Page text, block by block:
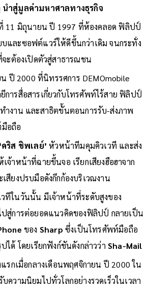
ำสู่มูลค่ามหาศาลทางธุรกิจ
11 มิถุนายน ปี 1997 ที่ห้องคลอด ฟิลิปป์
และซอฟต์แวร์ให้ดีขึ้นกว่าเดิม จนกระทั่ง
จะต้องเปิดตัวสู่สาธารณชน
ปี 2000 ที่นิทรรศการ DEMOmobile
การสื่อสารเกี่ยวกับโทรศัพท์ไร้สาย ฟิลิปป์
ำงาน และสาธิตขั้นตอนการรับ-ส่งภาพ
อถือ
‘คริส ชิพเลย์’ หัวหน้าทีมคุมคิวเวที และส่ง
จ้าหน้าที่ฉายขึ้นจอ เรียกเสียงฮือฮาจาก
สียงปรบมือดังกึกก้องบริเวณงาน
ทีในวันนั้น มีเจ้าหน้าที่ระดับสูงของ
ปสู่การต่อยอดแนวคิดของฟิลิปป์ กลายเป็น
ของ Sharp ซึ่งเป็นโทรศัพท์มือถือ
ได้ โดยเรียกฟังก์ชันดังกล่าวว่าSha-Mail
แรกเมื่อกลางเดือนพฤศจิกายน ปี 2000 ใน
ความนิยมไปทั่วโลกอย่างรวดเร็วในเวลา